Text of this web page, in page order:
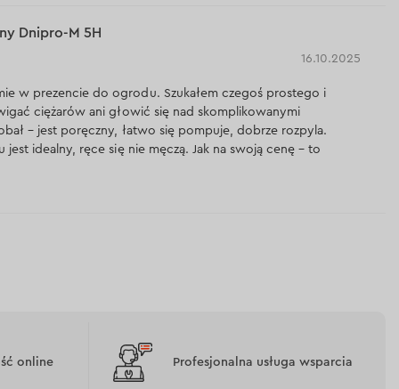
jak i do zastosowań na większą skalę w ogrodach czy
centrach serwisowych.
terenie całej Polski realizujemy za pośrednictwem firmy
złożyć zamówienie online i odebrać towar osobiście
Dnipro-M 5H
16.10.2025
w prezencie do ogrodu. Szukałem czegoś prostego i
ciężarów ani głowić się nad skomplikowanymi
– jest poręczny, łatwo się pompuje, dobrze rozpyla.
idealny, ręce się nie męczą. Jak na swoją cenę – to
online Profesjonalna usługa wsparcia